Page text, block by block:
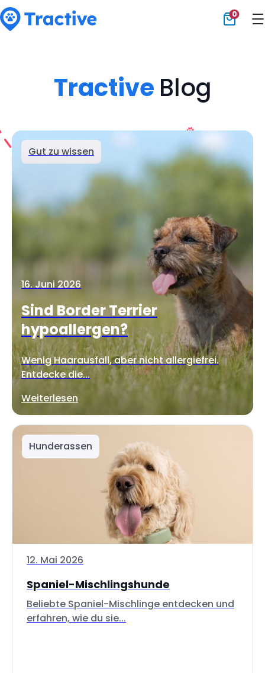
0
Tractive Blog
Gut zu wissen
16. Juni 2026
Sind Border Terrier
hypoallergen?
Wenig Haarausfall, aber nicht allergiefrei.
Entdecke die...
Weiterlesen
Hunderassen
12. Mai 2026
Spaniel-Mischlingshunde
Beliebte Spaniel-Mischlinge entdecken und
erfahren, wie du sie...